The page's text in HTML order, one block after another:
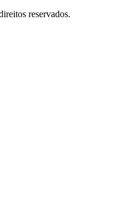
reservados.